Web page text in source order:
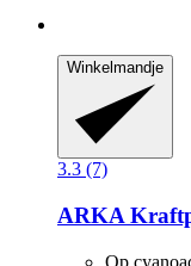
Winkelmandje
3.3 (7)
ARKA
Op